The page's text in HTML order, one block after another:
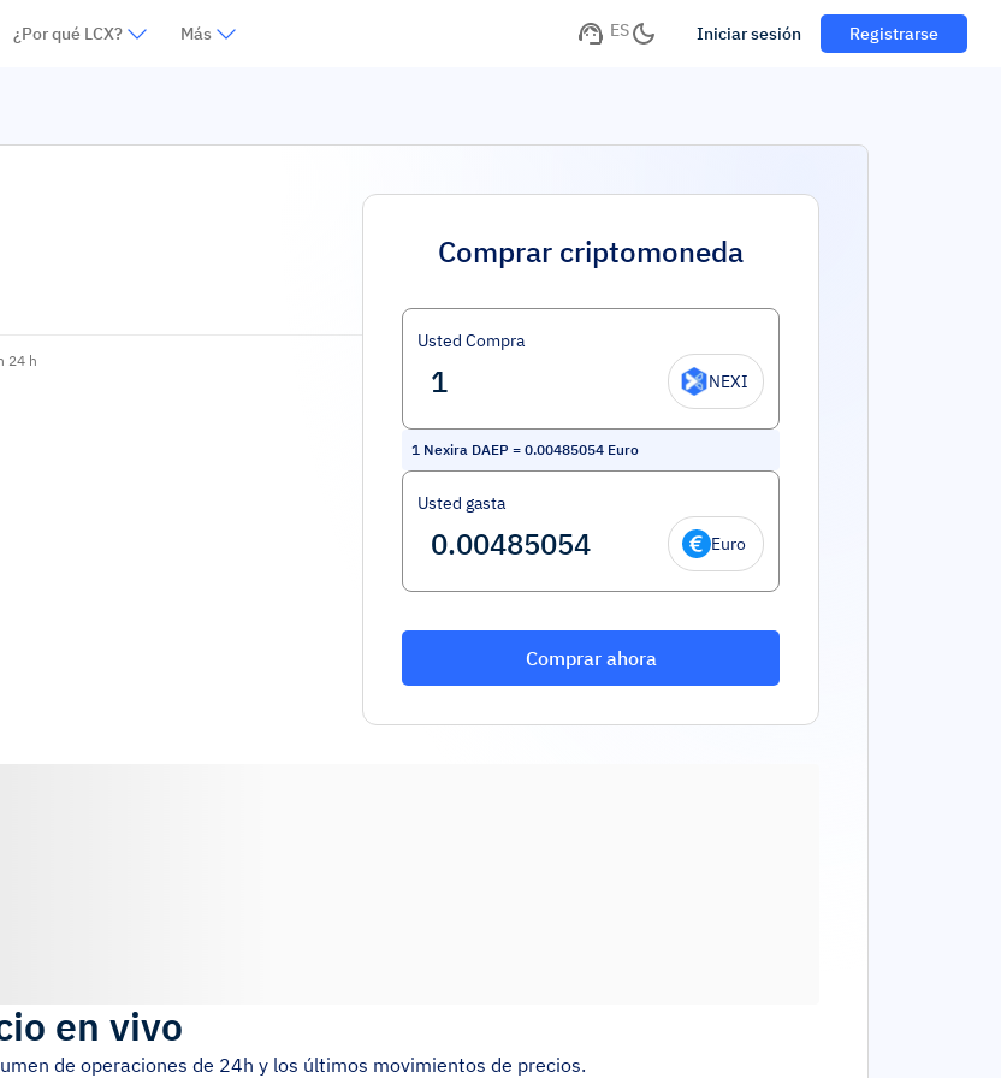
¿Por qué LCX? Más ES Iniciar sesión Registrarse
24 h
Comprar criptomoneda
Usted Compra
NEXI
1 Nexira DAEP = 0.00485054 Euro
Usted gasta
Euro
Comprar ahora
en vivo
de operaciones de 24h y los últimos movimientos de precios.